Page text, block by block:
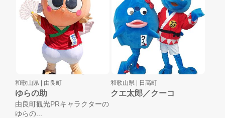
和歌山県 | 由良町
ゆらの助
由良町観光PRキャラクターの
ゆらの...
和歌山県 | 日高町
クエ太郎／クーコ